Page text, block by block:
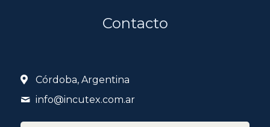
Contacto
Córdoba, Argentina
info@incutex.com.ar